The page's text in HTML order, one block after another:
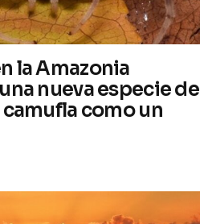
la Amazonia
nueva especie de
camufla como un